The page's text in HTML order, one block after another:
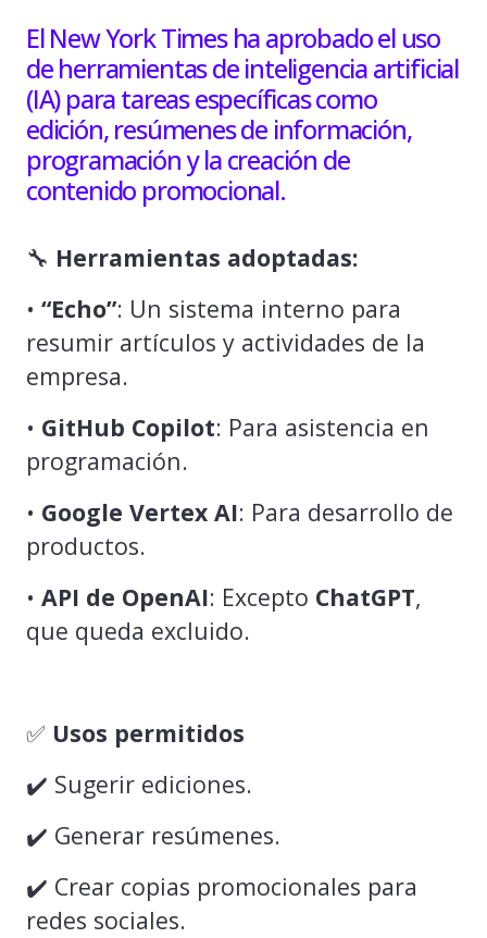
El New York Times ha aprobado el uso
de herramientas de inteligencia artificial
(IA) para tareas específicas como
edición, resúmenes de información,
programación y la creación de
contenido promocional.
🔧 Herramientas adoptadas:
• “Echo”: Un sistema interno para
resumir artículos y actividades de la
empresa.
• GitHub Copilot: Para asistencia en
programación.
• Google Vertex AI: Para desarrollo de
productos.
• API de OpenAI: Excepto ChatGPT,
que queda excluido.
✅ Usos permitidos
✔️ Sugerir ediciones.
✔️ Generar resúmenes.
✔️ Crear copias promocionales para
redes sociales.